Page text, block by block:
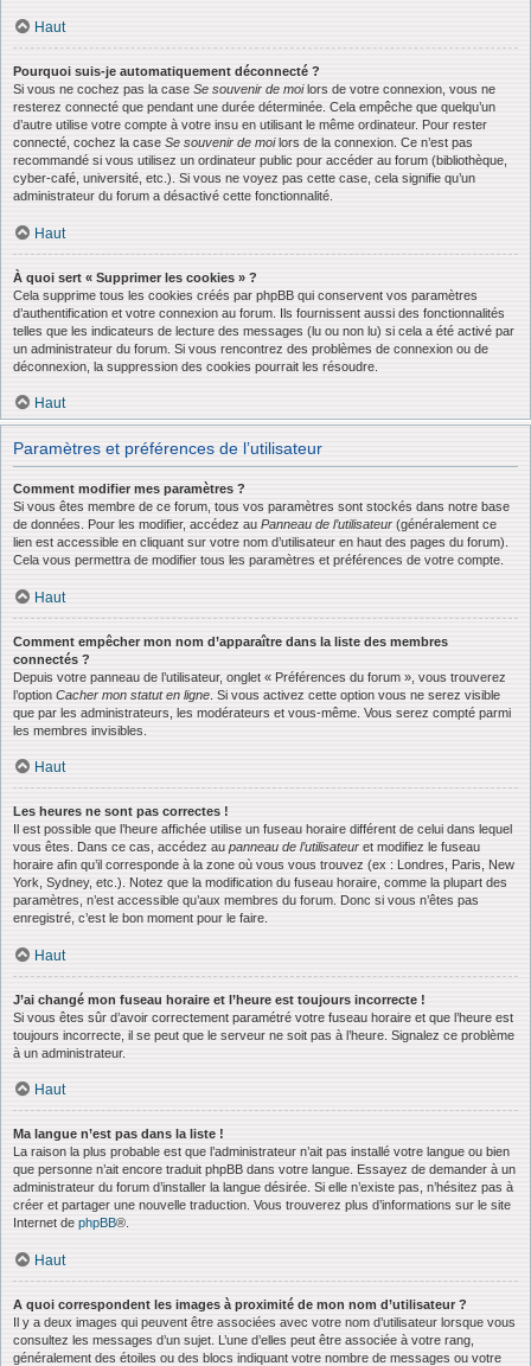
Haut
Pourquoi suis-je automatiquement déconnecté ?
Si vous ne cochez pas la case Se souvenir de moilors de votre connexion, vous ne
resterez connecté que pendant une durée déterminée. Cela empêche que quelqu’un
d’autre utilise votre compte à votre insu en utilisant le même ordinateur. Pour rester
connecté, cochez la case Se souvenir de moilors de la connexion. Ce n’est pas
recommandé si vous utilisez un ordinateur public pour accéder au forum (bibliothèque,
cyber-café, université, etc.). Si vous ne voyez pas cette case, cela signifie qu’un
administrateur du forum a désactivé cette fonctionnalité.
Haut
À quoi sert « Supprimer les cookies » ?
Cela supprime tous les cookies créés par phpBB qui conservent vos paramètres
d’authentification et votre connexion au forum. Ils fournissent aussi des fonctionnalités
telles que les indicateurs de lecture des messages (lu ou non lu) si cela a été activé par
un administrateur du forum. Si vous rencontrez des problèmes de connexion ou de
déconnexion, la suppression des cookies pourrait les résoudre.
Haut
Paramètres et préférences de l’utilisateur
Comment modifier mes paramètres ?
Si vous êtes membre de ce forum, tous vos paramètres sont stockés dans notre base
de données. Pour les modifier, accédez au Panneau de l’utilisateur (généralement ce
lien est accessible en cliquant sur votre nom d’utilisateur en haut des pages du forum).
Cela vous permettra de modifier tous les paramètres et préférences de votre compte.
Haut
Comment empêcher mon nom d’apparaître dans la liste des membres
connectés ?
Depuis votre panneau de l’utilisateur, onglet « Préférences du forum », vous trouverez
l’option Cacher mon statut en ligne . Si vous activez cette option vous ne serez visible
que par les administrateurs, les modérateurs et vous-même. Vous serez compté parmi
les membres invisibles.
Haut
Les heures ne sont pas correctes !
Il est possible que l’heure affichée utilise un fuseau horaire différent de celui dans lequel
vous êtes. Dans ce cas, accédez au panneau de l’utilisateur et modifiez le fuseau
horaire afin qu’il corresponde à la zone où vous vous trouvez (ex : Londres, Paris, New
York, Sydney, etc.). Notez que la modification du fuseau horaire, comme la plupart des
paramètres, n’est accessible qu’aux membres du forum. Donc si vous n’êtes pas
enregistré, c’est le bon moment pour le faire.
Haut
J’ai changé mon fuseau horaire et l’heure est toujours incorrecte !
Si vous êtes sûr d’avoir correctement paramétré votre fuseau horaire et que l’heure est
toujours incorrecte, il se peut que le serveur ne soit pas à l’heure. Signalez ce problème
à un administrateur.
Haut
Ma langue n’est pas dans la liste !
La raison la plus probable est que l’administrateur n’ait pas installé votre langue ou bien
que personne n’ait encore traduit phpBB dans votre langue. Essayez de demander à un
administrateur du forum d’installer la langue désirée. Si elle n’existe pas, n’hésitez pas à
créer et partager une nouvelle traduction. Vous trouverez plus d’informations sur le site
Internet de phpBB®.
Haut
A quoi correspondent les images à proximité de mon nom d’utilisateur ?
Il y a deux images qui peuvent être associées avec votre nom d’utilisateur lorsque vous
consultez les messages d’un sujet. L’une d’elles peut être associée à votre rang,
généralement des étoiles ou des blocs indiquant votre nombre de messages ou votre